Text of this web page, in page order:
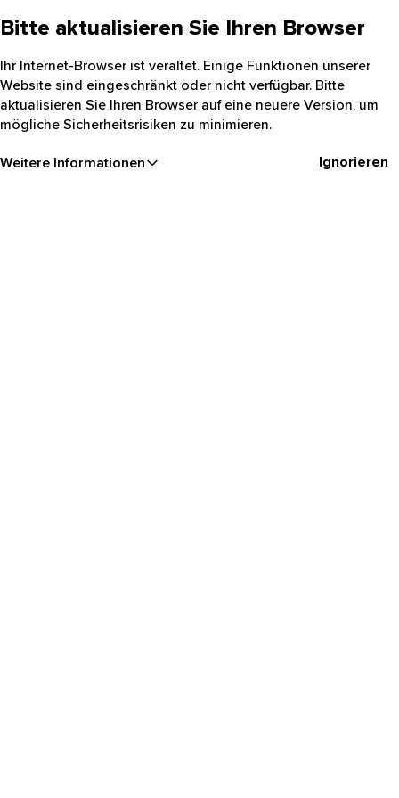
Bitte aktualisieren Sie Ihren Browser
Ihr Internet-Browser ist veraltet. Einige Funktionen unserer
Website sind eingeschränkt oder nicht verfügbar. Bitte
aktualisieren Sie Ihren Browser auf eine neuere Version, um
mögliche Sicherheitsrisiken zu minimieren.
Weitere Informationen Ignorieren